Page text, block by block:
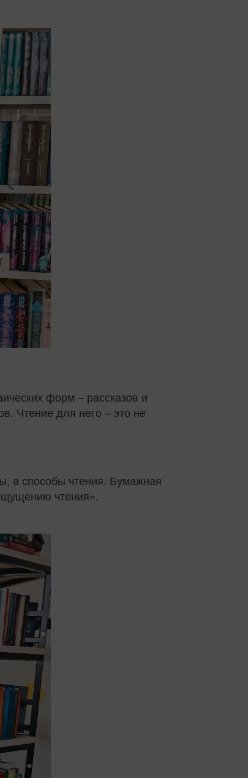
форм – рассказов и
Чтение для него – это не
а способы чтения. Бумажная
чтения».